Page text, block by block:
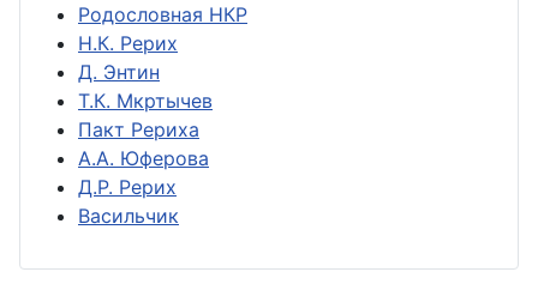
Родословная НКР
Н.К. Рерих
Д. Энтин
Т.К. Мкртычев
Пакт Рериха
А.А. Юферова
Д.Р. Рерих
Васильчик